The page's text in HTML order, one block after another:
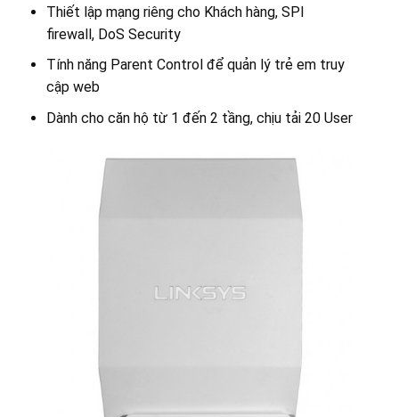
Thiết lập mạng riêng cho Khách hàng, SPI
firewall, DoS Security
Tính năng Parent Control để quản lý trẻ em truy
cập web
Dành cho căn hộ từ 1 đến 2 tầng, chịu tải 20 User